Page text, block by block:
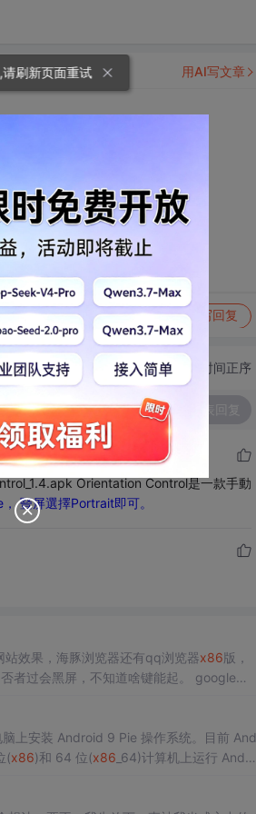
写回复
用AI写文章
切换为时间正序
Orientation Control是一款手動
豎屏選擇Por​​trait即可。
效果，海豚浏览器还有qq浏览器x86版，
者过会黑屏，不知道啥键能起。 google中
上安装 Android 9 Pie 操作系统。目前 And
(x86)和 64 位(x86 _64)计算机上运行 Andro
请刷新页面重试